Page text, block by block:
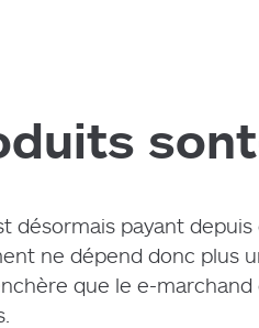
désormais payant
ne dépend donc plus
que le e-